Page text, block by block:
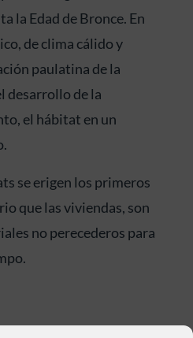
la Edad de Bronce. En
de clima cálido y
paulatina de la
desarrollo de la
el hábitat en un
se erigen los primeros
que las viviendas, son
no perecederos para